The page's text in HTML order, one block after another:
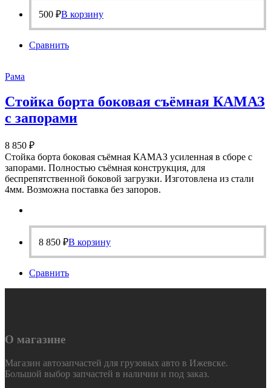
500 ₽В корзину
Сравнить
Рама
Стойка борта боковая съёмная КАМАЗ
с запорами
8 850 ₽
Стойка борта боковая съёмная КАМАЗ усиленная в сборе с
запорами. Полностью съёмная конструкция, для
беспрепятственной боковой загрузки. Изготовлена из стали
4мм. Возможна поставка без запоров.
8 850 ₽В корзину
Сравнить
О магазине
Магазин автозапчастей для грузовых авто в Ижевске.
Большой выбор запчастей в наличии и под заказ.